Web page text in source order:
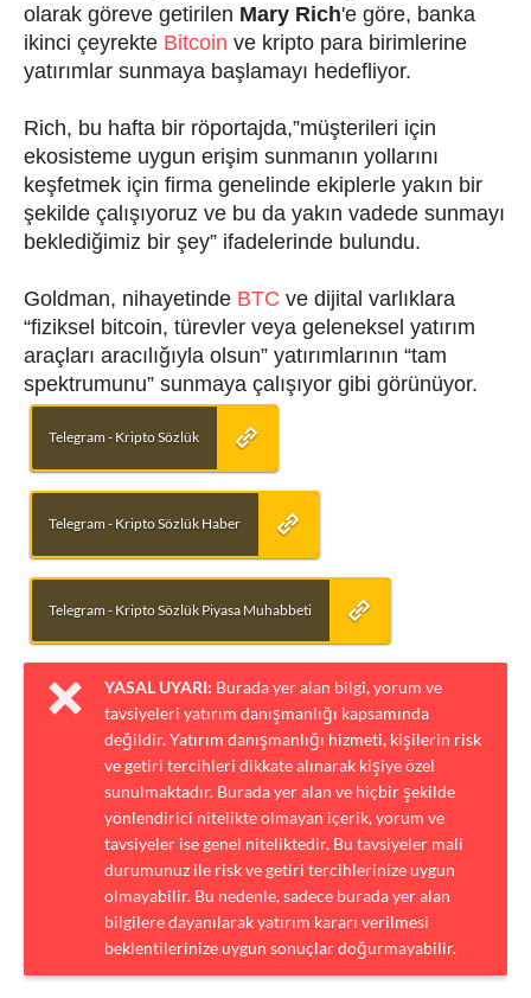
olarak göreve getirilen Mary Rich'e göre, banka
ikinci çeyrekte Bitcoin ve kripto para birimlerine
yatırımlar sunmaya başlamayı hedefliyor.
Rich, bu hafta bir röportajda,”müşterileri için
ekosisteme uygun erişim sunmanın yollarını
keşfetmek için firma genelinde ekiplerle yakın bir
şekilde çalışıyoruz ve bu da yakın vadede sunmayı
beklediğimiz bir şey” ifadelerinde bulundu.
Goldman, nihayetinde BTC ve dijital varlıklara
“fiziksel bitcoin, türevler veya geleneksel yatırım
araçları aracılığıyla olsun” yatırımlarının “tam
spektrumunu” sunmaya çalışıyor gibi görünüyor.
Telegram - Kripto Sözlük
Telegram - Kripto Sözlük Haber
Telegram - Kripto Sözlük Piyasa Muhabbeti
YASAL UYARI: Burada yer alan bilgi, yorum ve
tavsiyeleri yatırım danışmanlığı kapsamında
değildir. Yatırım danışmanlığı hizmeti, kişilerin risk
ve getiri tercihleri dikkate alınarak kişiye özel
sunulmaktadır. Burada yer alan ve hiçbir şekilde
yönlendirici nitelikte olmayan içerik, yorum ve
tavsiyeler ise genel niteliktedir. Bu tavsiyeler mali
durumunuz ile risk ve getiri tercihlerinize uygun
olmayabilir. Bu nedenle, sadece burada yer alan
bilgilere dayanılarak yatırım kararı verilmesi
beklentilerinize uygun sonuçlar doğurmayabilir.